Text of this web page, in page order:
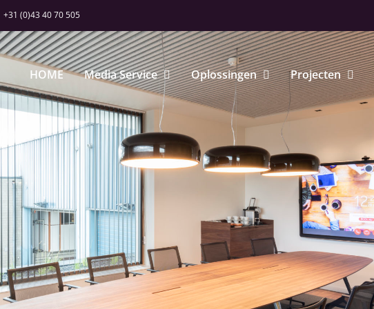
+31 (0)43 40 70 505
HOME Media Service Oplossingen Projecten